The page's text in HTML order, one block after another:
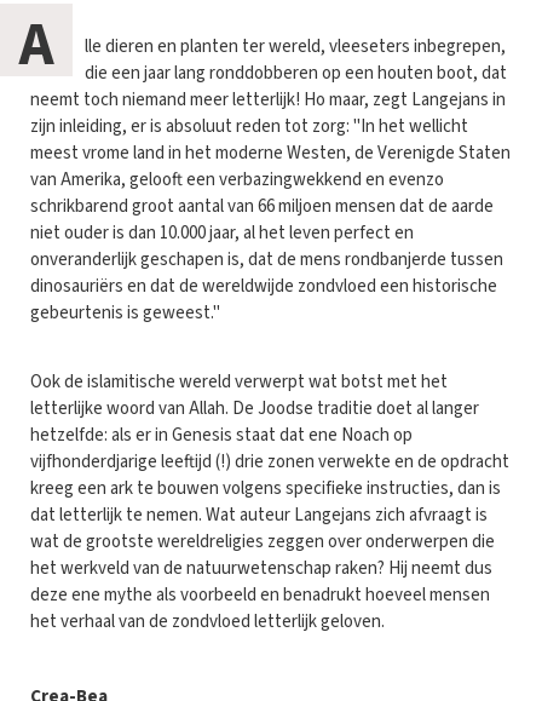
A
lle dieren en planten ter wereld, vleeseters inbegrepen,
die een jaar lang ronddobberen op een houten boot, dat
neemt toch niemand meer letterlijk! Ho maar, zegt Langejans in
zijn inleiding, er is absoluut reden tot zorg: "In het wellicht
meest vrome land in het moderne Westen, de Verenigde Staten
van Amerika, gelooft een verbazingwekkend en evenzo
schrikbarend groot aantal van 66 miljoen mensen dat de aarde
niet ouder is dan 10.000 jaar, al het leven perfect en
onveranderlijk geschapen is, dat de mens rondbanjerde tussen
dinosauriërs en dat de wereldwijde zondvloed een historische
gebeurtenis is geweest."
Ook de islamitische wereld verwerpt wat botst met het
letterlijke woord van Allah. De Joodse traditie doet al langer
hetzelfde: als er in Genesis staat dat ene Noach op
vijfhonderdjarige leeftijd (!) drie zonen verwekte en de opdracht
kreeg een ark te bouwen volgens specifieke instructies, dan is
dat letterlijk te nemen. Wat auteur Langejans zich afvraagt is
wat de grootste wereldreligies zeggen over onderwerpen die
het werkveld van de natuurwetenschap raken? Hij neemt dus
deze ene mythe als voorbeeld en benadrukt hoeveel mensen
het verhaal van de zondvloed letterlijk geloven.